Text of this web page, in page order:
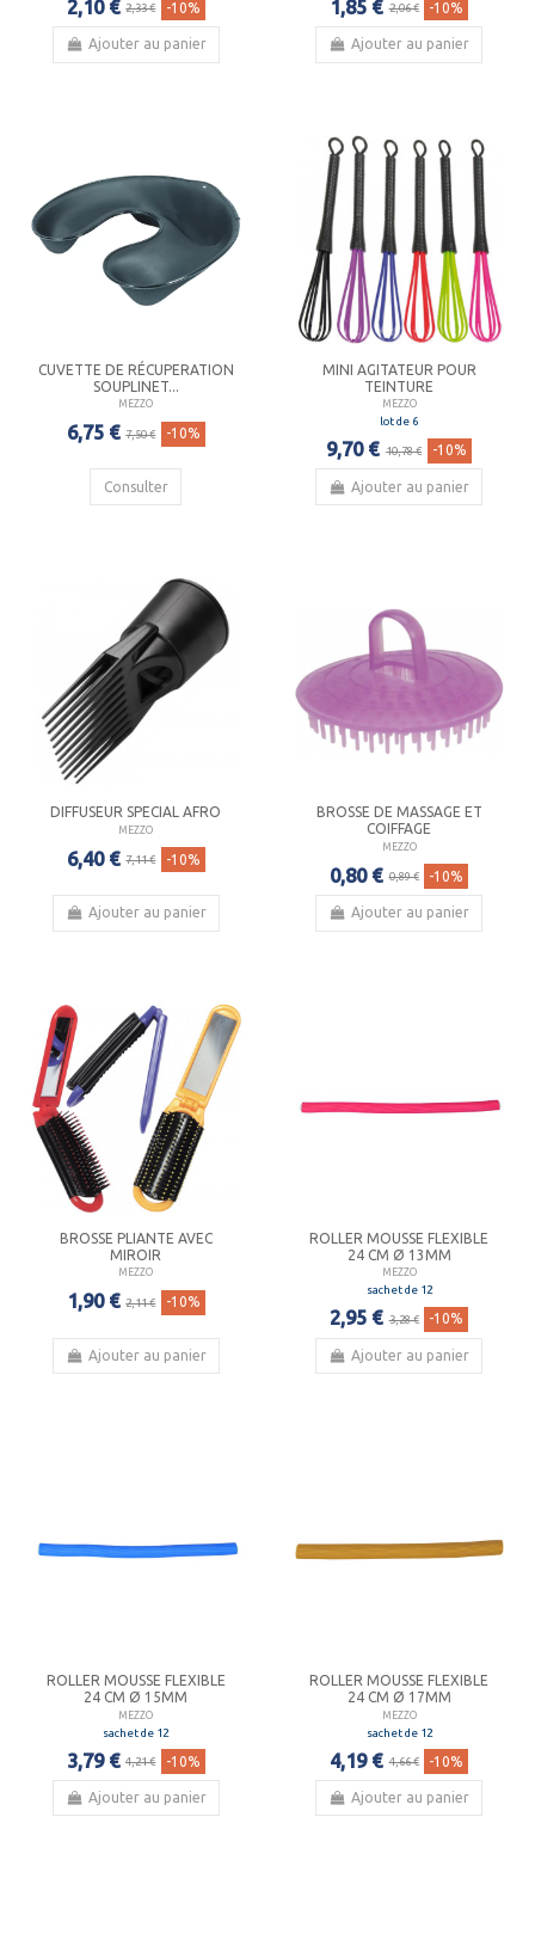
2,10 € 2,33 € -10%
Ajouter au panier
1,85 € 2,06 € -10%
Ajouter au panier
CUVETTE DE RÉCUPERATION
SOUPLINET...
MEZZO
6,75 € 7,50 € -10%
Consulter
MINI AGITATEUR POUR
TEINTURE
MEZZO
lot de 6
9,70 € 10,78 € -10%
Ajouter au panier
DIFFUSEUR SPECIAL AFRO
MEZZO
6,40 € 7,11 € -10%
Ajouter au panier
BROSSE DE MASSAGE ET
COIFFAGE
MEZZO
0,80 € 0,89 € -10%
Ajouter au panier
BROSSE PLIANTE AVEC
MIROIR
MEZZO
1,90 € 2,11 € -10%
Ajouter au panier
ROLLER MOUSSE FLEXIBLE
24 CM Ø 13MM
MEZZO
sachet de 12
2,95 € 3,28 € -10%
Ajouter au panier
ROLLER MOUSSE FLEXIBLE
24 CM Ø 15MM
MEZZO
sachet de 12
3,79 € 4,21 € -10%
Ajouter au panier
ROLLER MOUSSE FLEXIBLE
24 CM Ø 17MM
MEZZO
sachet de 12
4,19 € 4,66 € -10%
Ajouter au panier